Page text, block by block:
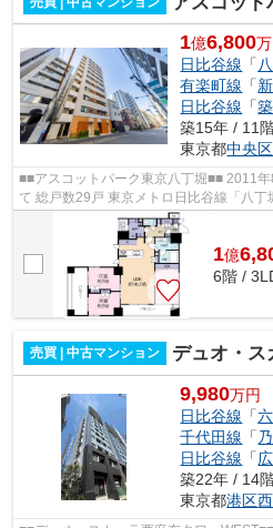
1億6,800
日比谷線 「
有楽町線 「
日比谷線 「
築15年 / 11
東京都中央区
■■アスコットパーク東京八丁堀■■ 2011年8月築 鉄筋コンクリート造11階建
て 総戸数29戸 東京メトロ日比谷線「八丁堀」駅徒歩5分 東京メトロ有楽町線
「新富町」駅徒歩6分 ペット飼育...
1億
6階 /
売買 | 中古マンション デュオ・スカ
9,980万円
日比谷線 「
千代田線 「
日比谷線 「
築22年 / 14
東京都港区